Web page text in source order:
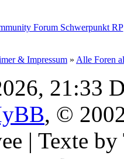
& Impressum » Alle Foren
21:33
, ©
| Texte